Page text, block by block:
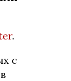
.
с